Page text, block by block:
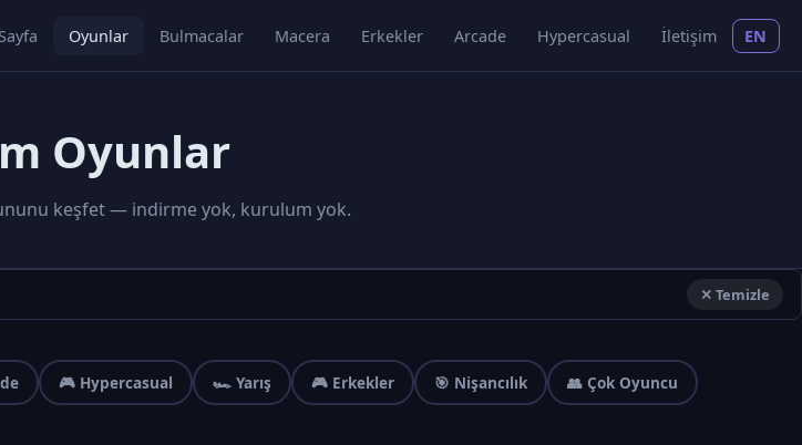
Oyunlar Bulmacalar Macera Erkekler Arcade Hypercasual İletişim EN
Oyunlar
keşfet — indirme yok, kurulum yok.
✕ Temizle
🎮 Hypercasual 🏎️ Yarış 🎮 Erkekler 🎯 Nişancılık 👥 Çok Oyuncu